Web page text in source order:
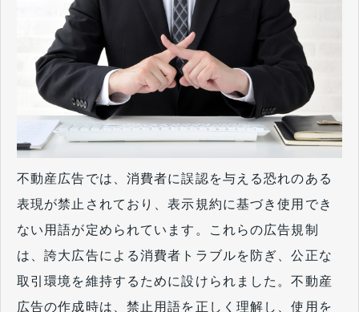
不動産広告では、消費者に誤認を与える恐れのある
表現が禁止されており、表示規約に基づき使用でき
ない用語が定められています。これらの広告規制
は、誇大広告による消費者トラブルを防ぎ、公正な
取引環境を維持するために設けられました。不動産
広告の作成時は、禁止用語を正しく理解し、使用を